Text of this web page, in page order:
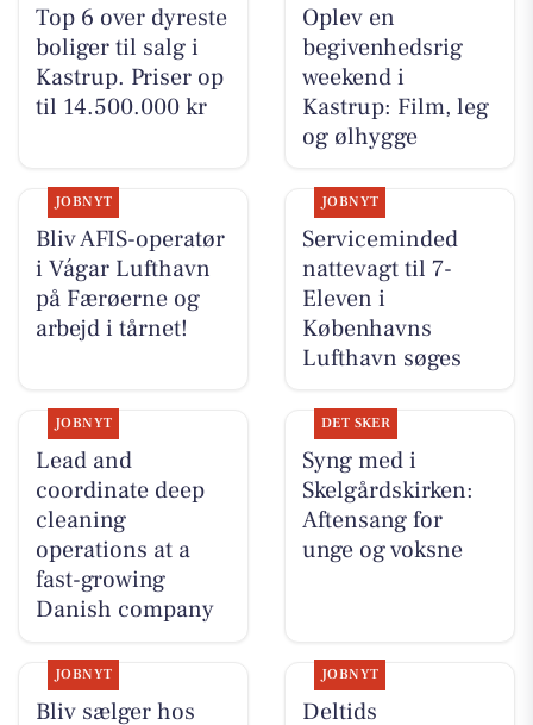
Top 6 over dyreste
boliger til salg i
Kastrup. Priser op
til 14.500.000 kr
Oplev en
begivenhedsrig
weekend i
Kastrup: Film, leg
og ølhygge
JOBNYT
Bliv AFIS-operatør
i Vágar Lufthavn
på Færøerne og
arbejd i tårnet!
JOBNYT
Serviceminded
nattevagt til 7-
Eleven i
Københavns
Lufthavn søges
JOBNYT
Lead and
coordinate deep
cleaning
operations at a
fast-growing
Danish company
DET SKER
Syng med i
Skelgårdskirken:
Aftensang for
unge og voksne
JOBNYT
Bliv sælger hos
JOBNYT
Deltids